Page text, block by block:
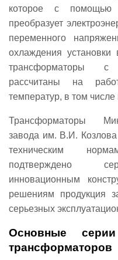
которое с помощью
преобразует
переменного
охлаждения
трансформаторы
рассчитаны на
температур, в том
Трансформаторы
завода им. В.И.
техническим
подтверждено
инновационным
решениям продукция
серьезных
Основные
трансформаторов